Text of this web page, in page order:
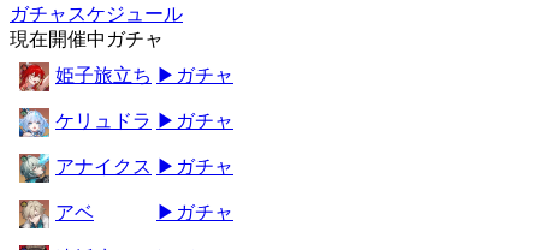
ガチャスケジュール
現在開催中ガチャ
姫子旅立ち ▶ガチャ
ケリュドラ ▶ガチャ
アナイクス ▶ガチャ
アベ ▶ガチャ